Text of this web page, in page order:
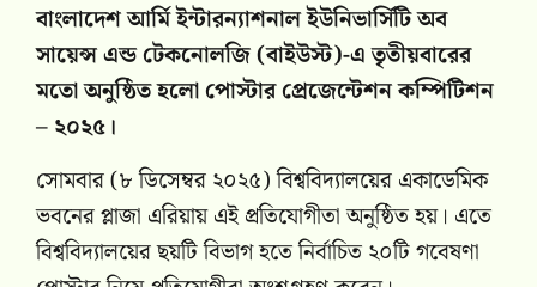
বাংলাদেশ আর্মি ইন্টারন্যাশনাল ইউনিভার্সিটি অব
সায়েন্স এন্ড টেকনোলজি (বাইউস্ট)-এ তৃতীয়বারের
মতো অনুষ্ঠিত হলো পোস্টার প্রেজেন্টেশন কম্পিটিশন
– ২০২৫।
সোমবার (৮ ডিসেম্বর ২০২৫) বিশ্ববিদ্যালয়ের একাডেমিক
ভবনের প্লাজা এরিয়ায় এই প্রতিযোগীতা অনুষ্ঠিত হয়। এতে
বিশ্ববিদ্যালয়ের ছয়টি বিভাগ হতে নির্বাচিত ২০টি গবেষণা